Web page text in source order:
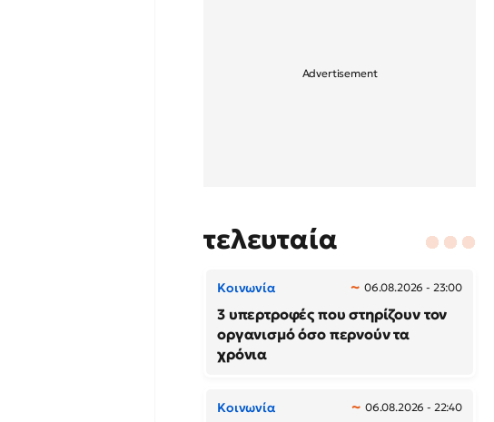
τελευταία
Κοινωνία 06.08.2026 - 23:00
3 υπερτροφές που στηρίζουν τον
οργανισμό όσο περνούν τα
χρόνια
Κοινωνία 06.08.2026 - 22:40